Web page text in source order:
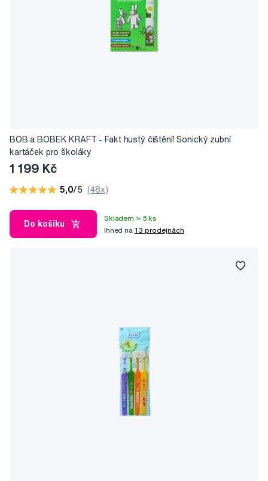
BOB a BOBEK KRAFT - Fakt hustý čištění! Sonický zubní
kartáček pro školáky
1 199 Kč
5,0/5 (48x)
Do košíku
Skladem > 5 ks
Ihned na 13 prodejnách